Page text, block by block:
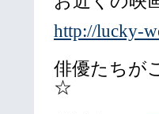
http://lucky-
俳優たちが
☆